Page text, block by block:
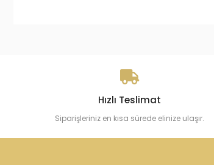
Hızlı Teslimat
Siparişleriniz en kısa sürede elinize ulaşır.